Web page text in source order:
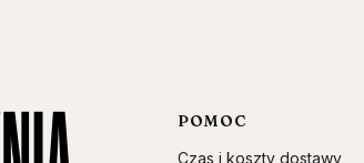
Linki w stopce
POMOC
Czas i koszty dostawy